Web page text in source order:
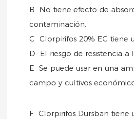
B No tiene efecto de
contaminación.
C Clorpirifos 20% EC tiene
D El riesgo de resistencia a
E Se puede usar en una
campo y cultivos
F Clorpirifos Dursban tiene